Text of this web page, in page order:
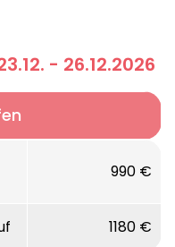
- 26.12.2026
990 €
1180 €